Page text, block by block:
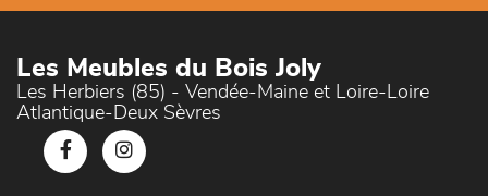
Les Meubles du Bois Joly
Les Herbiers (85) - Vendée-Maine et Loire-Loire
Atlantique-Deux Sèvres